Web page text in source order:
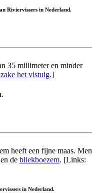
Riviervissers in Nederland.
35 millimeter en minder
het vistuig.]
heeft een fijne maas. Men
en de bliekboezem. [Links:
in Nederland.